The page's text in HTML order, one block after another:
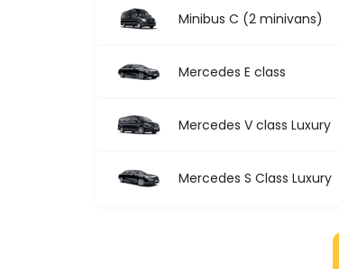
Minibus C (2 minivans)
Mercedes E class
Mercedes V class Luxury
Mercedes S Class Luxury